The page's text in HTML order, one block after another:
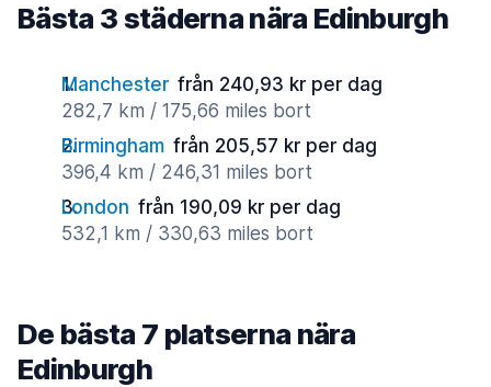
Bästa 3 städerna nära Edinburgh
Manchester från 240,93 kr per dag
282,7 km / 175,66 miles bort
Birmingham från 205,57 kr per dag
396,4 km / 246,31 miles bort
London från 190,09 kr per dag
532,1 km / 330,63 miles bort
De bästa 7 platserna nära
Edinburgh